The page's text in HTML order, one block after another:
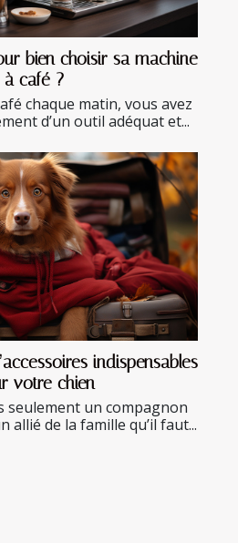
bien choisir sa machine
à café ?
chaque matin, vous avez
d’un outil adéquat et...
indispensables
votre chien
seulement un compagnon
allié de la famille qu’il faut...